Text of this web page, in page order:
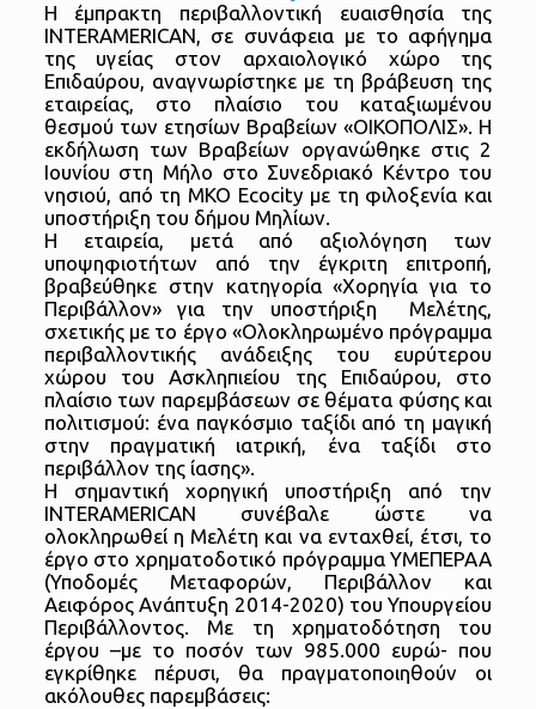
Η έμπρακτη περιβαλλοντική ευαισθησία της
INTERAMERICAN, σε συνάφεια με το αφήγημα
της υγείας στον αρχαιολογικό χώρο της
Επιδαύρου, αναγνωρίστηκε με τη βράβευση της
εταιρείας, στο πλαίσιο του καταξιωμένου
θεσμού των ετησίων Βραβείων «ΟΙΚΟΠΟΛΙΣ». Η
εκδήλωση των Βραβείων οργανώθηκε στις 2
Ιουνίου στη Μήλο στο Συνεδριακό Κέντρο του
νησιού, από τη ΜΚΟ Ecocity με τη φιλοξενία και
υποστήριξη του δήμου Μηλίων.
Η εταιρεία, μετά από αξιολόγηση των
υποψηφιοτήτων από την έγκριτη επιτροπή,
βραβεύθηκε στην κατηγορία «Χορηγία για το
Περιβάλλον» για την υποστήριξη Μελέτης,
σχετικής με το έργο «Ολοκληρωμένο πρόγραμμα
περιβαλλοντικής ανάδειξης του ευρύτερου
χώρου του Ασκληπιείου της Επιδαύρου, στο
πλαίσιο των παρεμβάσεων σε θέματα φύσης και
πολιτισμού: ένα παγκόσμιο ταξίδι από τη μαγική
στην πραγματική ιατρική, ένα ταξίδι στο
περιβάλλον της ίασης».
Η σημαντική χορηγική υποστήριξη από την
INTERAMERICAN συνέβαλε ώστε να
ολοκληρωθεί η Μελέτη και να ενταχθεί, έτσι, το
έργο στο χρηματοδοτικό πρόγραμμα ΥΜΕΠΕΡΑΑ
(Υποδομές Μεταφορών, Περιβάλλον και
Αειφόρος Ανάπτυξη 2014-2020) του Υπουργείου
Περιβάλλοντος. Με τη χρηματοδότηση του
έργου –με το ποσόν των 985.000 ευρώ- που
εγκρίθηκε πέρυσι, θα πραγματοποιηθούν οι
ακόλουθες παρεμβάσεις: